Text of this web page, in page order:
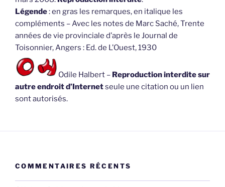
compléments – Avec les notes de Marc Saché, Trente
années de vie provinciale d’après le Journal de
Toisonnier, Angers : Ed. de L’Ouest, 1930
autre endroit d’Internet
sont autorisés.